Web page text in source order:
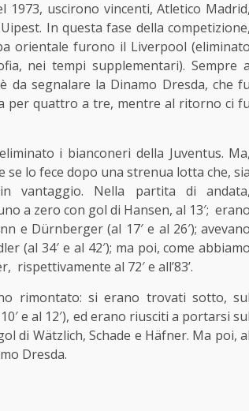
uscirono vincenti, Atletico Madrid,
In questa fase della competizione,
orientale furono il Liverpool (eliminato
nei tempi supplementari). Sempre a
da segnalare la Dinamo Dresda, che fu
per quattro a tre, mentre al ritorno ci fu
i bianconeri della Juventus. Ma,
se lo fece dopo una strenua lotta che,
vantaggio. Nella partita di andata,
a zero con gol di Hansen, al 13′; erano
e Dürnberger (al 17′ e al 26′); avevano
(al 34′ e al 42′); ma poi, come abbiamo
al 72′ e all’83’.
rimontato: si erano trovati sotto, sul
e al 12′), ed erano riusciti a portarsi sul
di Wätzlich, Schade e Häfner. Ma poi, al
Dresda.